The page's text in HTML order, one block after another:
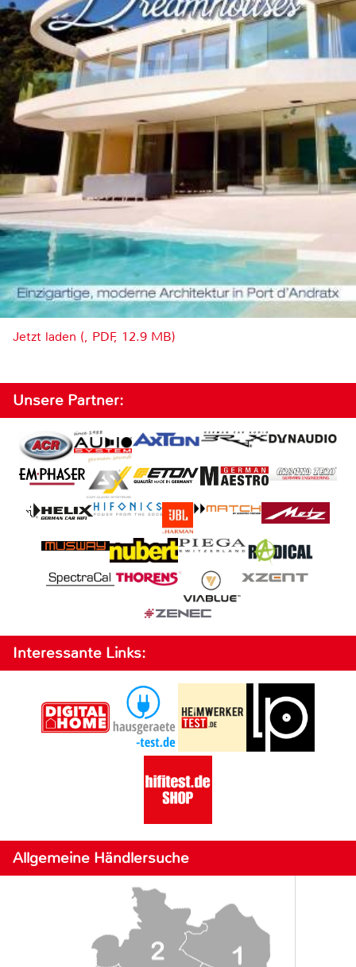
Jetzt laden (, PDF, 12.9 MB)
Unsere Partner:
Interessante Links:
Allgemeine Händlersuche